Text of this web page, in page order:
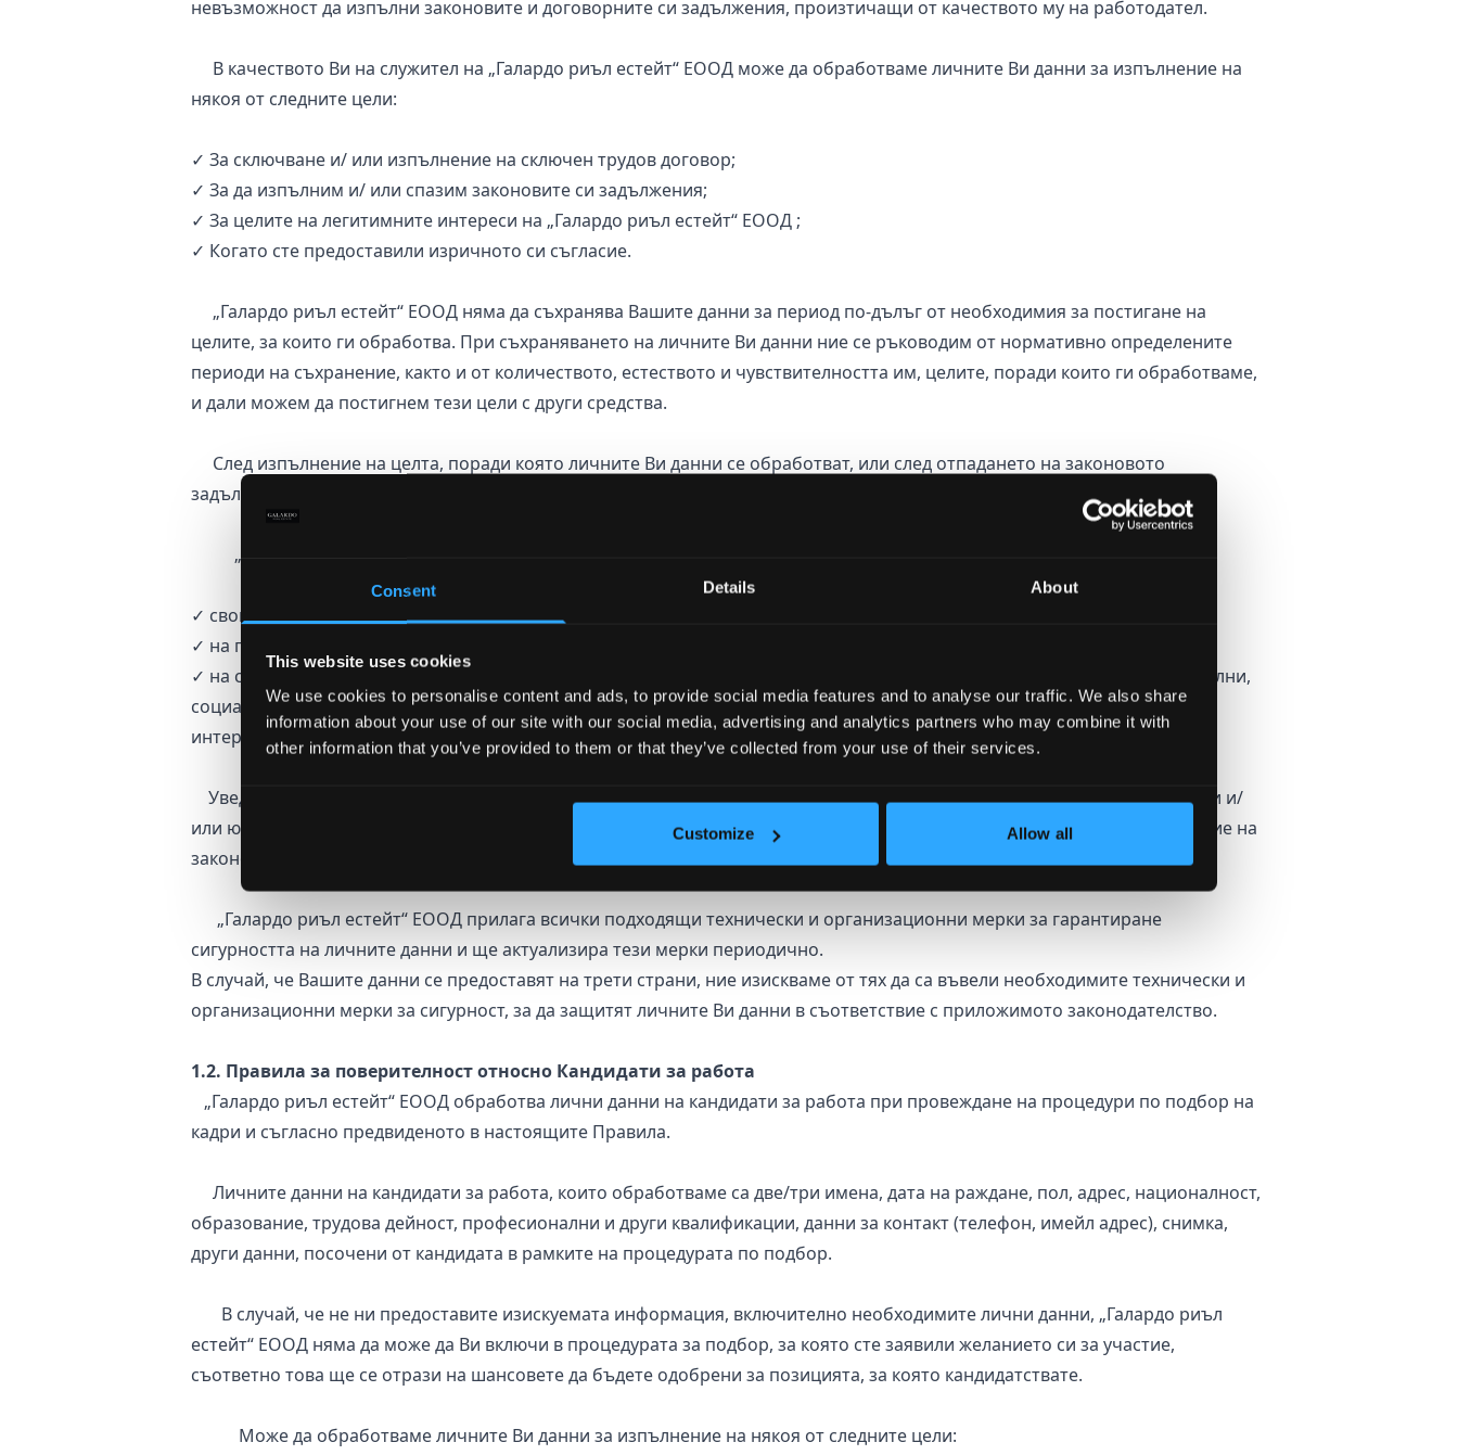
Consent Details About
This website uses cookies
We use cookies to personalise content and ads, to provide social media features and to analyse our traffic. We also share
information about your use of our site with our social media, advertising and analytics partners who may combine it with
other information that you’ve provided to them or that they’ve collected from your use of their services.
Customize Allow all
невъзможност да изпълни законовите и договорните си задължения, произтичащи от качеството му на работодател.
В качеството Ви на служител на „Галардо риъл естейт“ ЕООД може да обработваме личните Ви данни за изпълнение на
някоя от следните цели:
✓ За сключване и/ или изпълнение на сключен трудов договор;
✓ За да изпълним и/ или спазим законовите си задължения;
✓ За целите на легитимните интереси на „Галардо риъл естейт“ ЕООД ;
✓ Когато сте предоставили изричното си съгласие.
„Галардо риъл естейт“ ЕООД няма да съхранява Вашите данни за период по-дълъг от необходимия за постигане на
целите, за които ги обработва. При съхраняването на личните Ви данни ние се ръководим от нормативно определените
периоди на съхранение, както и от количеството, естеството и чувствителността им, целите, поради които ги обработваме,
и дали можем да постигнем тези цели с други средства.
След изпълнение на целта, поради която личните Ви данни се обработват, или след отпадането на законовото
задължение и/или легитимния ни интерес, ние ще изтрием или унищожим Вашите лични данни по сигурен начин.
„Галардо риъл естейт“ ЕООД разполага с правото да разкрие Вашите лични данни на:
✓ свои служители, изпълнението на чиито трудови функции изисква обработването на тези данни от негово име;
✓ на публични органи при изпълнение на законовите си задължения или защита на легитимни интереси;
✓ на служба по трудова медицина, на доставчици на юридически, счетоводни, IT, банкови, застрахователни, осигурителни,
социални и други услуги за изпълнение на договорни или законови задължения, както и за защита на легитимните си
интереси.
Уведомяваме Ви, че няма да предоставяме Вашите лични данни на други външни организации, структури, физически и/
или юридически лица освен посочените по-горе, като изключение от предходното е допустимо единствено при наличие на
законово задължение за това или изразено изрично съгласие от Ваша страна.
„Галардо риъл естейт“ ЕООД прилага всички подходящи технически и организационни мерки за гарантиране
сигурността на личните данни и ще актуализира тези мерки периодично.
В случай, че Вашите данни се предоставят на трети страни, ние изискваме от тях да са въвели необходимите технически и
организационни мерки за сигурност, за да защитят личните Ви данни в съответствие с приложимото законодателство.
1.2. Правила за поверителност относно Кандидати за работа
„Галардо риъл естейт“ ЕООД обработва лични данни на кандидати за работа при провеждане на процедури по подбор на
кадри и съгласно предвиденото в настоящите Правила.
Личните данни на кандидати за работа, които обработваме са две/три имена, дата на раждане, пол, адрес, националност,
образование, трудова дейност, професионални и други квалификации, данни за контакт (телефон, имейл адрес), снимка,
други данни, посочени от кандидата в рамките на процедурата по подбор.
В случай, че не ни предоставите изискуемата информация, включително необходимите лични данни, „Галардо риъл
естейт“ ЕООД няма да може да Ви включи в процедурата за подбор, за която сте заявили желанието си за участие,
съответно това ще се отрази на шансовете да бъдете одобрени за позицията, за която кандидатствате.
Може да обработваме личните Ви данни за изпълнение на някоя от следните цели: